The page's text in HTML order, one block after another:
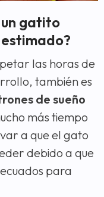
un gatito
las horas de
también es
de sueño
más tiempo
a que el gato
debido a que
para